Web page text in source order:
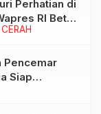
Perhatian di
RI Betah
Pencemar
Siap